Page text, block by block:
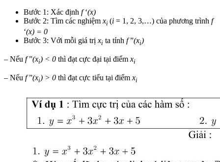
Bước 1: Xác định f‘(x)
Bước 2: Tìm các nghiệm xi (i = 1, 2, 3,…) của phương trình f
‘(x) = 0
Bước 3: Với mỗi giá trị xi ta tính f”(xi)
– Nếu f”(xi) < 0 thì đạt cực đại tại điểm xi
– Nếu f”(xi) > 0 thì đạt cực tiểu tại điểm xi